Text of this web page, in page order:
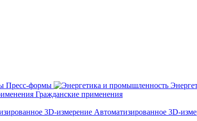
Пресс-формы
Гражданские применения
Автоматизированное 3D-